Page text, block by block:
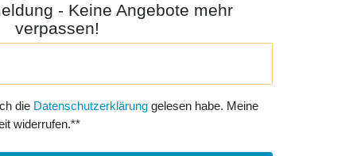
- Keine Angebote mehr
verpassen!
die Daten­schutz­erklärunggelesen habe. Meine
widerrufen.**